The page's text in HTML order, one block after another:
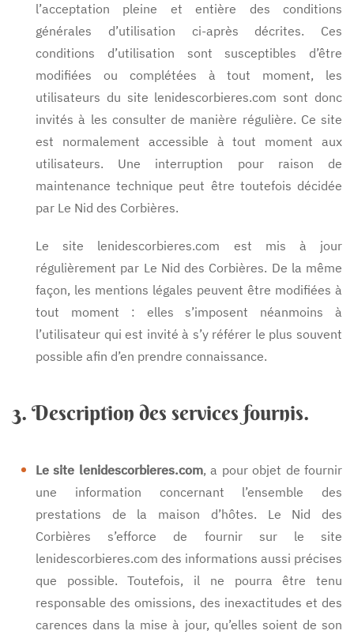
l’acceptation pleine et entière des conditions
générales d’utilisation ci-après décrites. Ces
conditions d’utilisation sont susceptibles d’être
modifiées ou complétées à tout moment, les
utilisateurs du site lenidescorbieres.com sont donc
invités à les consulter de manière régulière. Ce site
est normalement accessible à tout moment aux
utilisateurs. Une interruption pour raison de
maintenance technique peut être toutefois décidée
par Le Nid des Corbières.
Le site lenidescorbieres.com est mis à jour
régulièrement par Le Nid des Corbières. De la même
façon, les mentions légales peuvent être modifiées à
tout moment : elles s’imposent néanmoins à
l’utilisateur qui est invité à s’y référer le plus souvent
possible afin d’en prendre connaissance.
3. Description des services fournis.
Le site lenidescorbieres.com, a pour objet de fournir
une information concernant l’ensemble des
prestations de la maison d’hôtes. Le Nid des
Corbières s’efforce de fournir sur le site
lenidescorbieres.com des informations aussi précises
que possible. Toutefois, il ne pourra être tenu
responsable des omissions, des inexactitudes et des
carences dans la mise à jour, qu’elles soient de son